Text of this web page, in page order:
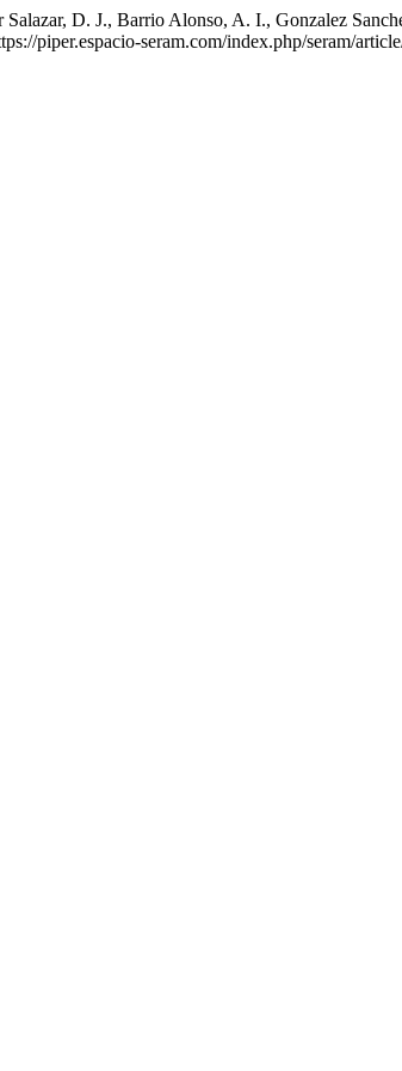
Salazar, D. J., Barrio Alonso, A. I., Gonzalez
piper.espacio-seram.com/index.php/seram/